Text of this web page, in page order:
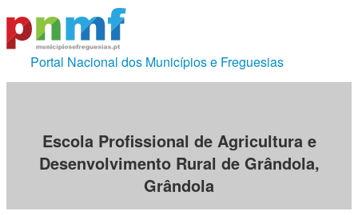
Portal Nacional dos Municípios e Freguesias
Escola Profissional de Agricultura e
Desenvolvimento Rural de Grândola,
Grândola